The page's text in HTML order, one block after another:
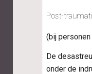
Post-
(bij
De
onder de